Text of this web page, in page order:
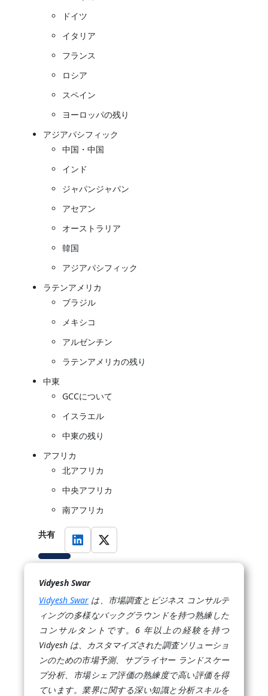
ドイツ
イタリア
フランス
ロシア
スペイン
ヨーロッパの残り
アジアパシフィック
中国・中国
インド
ジャパンジャパン
アセアン
オーストラリア
韓国
アジアパシフィック
ラテンアメリカ
ブラジル
メキシコ
アルゼンチン
ラテンアメリカの残り
中東
GCCについて
イスラエル
中東の残り
アフリカ
北アフリカ
中央アフリカ
南アフリカ
共有
Vidyesh Swar
Vidyesh Swar は、市場調査とビジネス コンサルテ
ィングの多様なバックグラウンドを持つ熟練した
コンサルタントです。6 年以上の経験を持つ
Vidyesh は、カスタマイズされた調査ソリューショ
ンのための市場予測、サプライヤー ランドスケー
プ分析、市場シェア評価の熟練度で高い評価を得
ています。業界に関する深い知識と分析スキルを